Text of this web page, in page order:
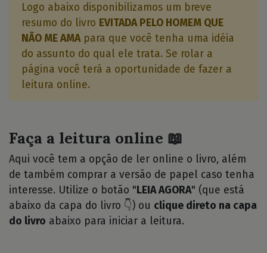
Logo abaixo disponibilizamos um breve
resumo do livro EVITADA PELO HOMEM QUE
NÃO ME AMApara que você tenha uma idéia
do assunto do qual ele trata. Se rolar a
página você terá a oportunidade de fazer a
leitura online.
Faça a leitura online 📖
Aqui você tem a opção de ler online o livro, além
de também comprar a versão de papel caso tenha
interesse. Utilize o botão " LEIA AGORA" (que está
abaixo da capa do livro 👇) ou clique direto na capa
do livro abaixo para iniciar a leitura.